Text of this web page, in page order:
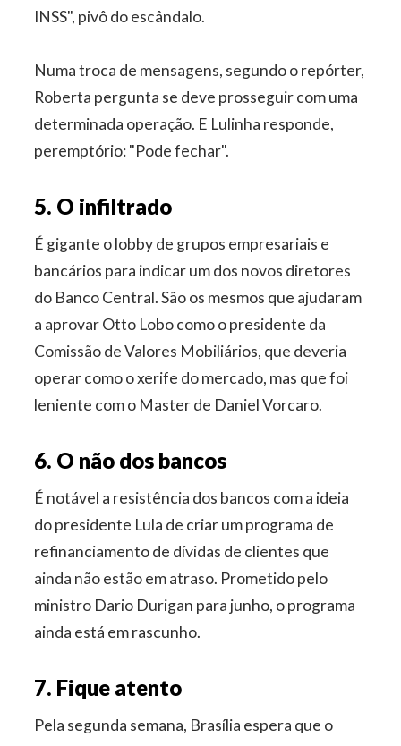
INSS", pivô do escândalo.
Numa troca de mensagens, segundo o repórter,
Roberta pergunta se deve prosseguir com uma
determinada operação. E Lulinha responde,
peremptório: "Pode fechar".
5. O infiltrado
É gigante o lobby de grupos empresariais e
bancários para indicar um dos novos diretores
do Banco Central. São os mesmos que ajudaram
a aprovar Otto Lobo como o presidente da
Comissão de Valores Mobiliários, que deveria
operar como o xerife do mercado, mas que foi
leniente com o Master de Daniel Vorcaro.
6. O não dos bancos
É notável a resistência dos bancos com a ideia
do presidente Lula de criar um programa de
refinanciamento de dívidas de clientes que
ainda não estão em atraso. Prometido pelo
ministro Dario Durigan para junho, o programa
ainda está em rascunho.
7. Fique atento
Pela segunda semana, Brasília espera que o